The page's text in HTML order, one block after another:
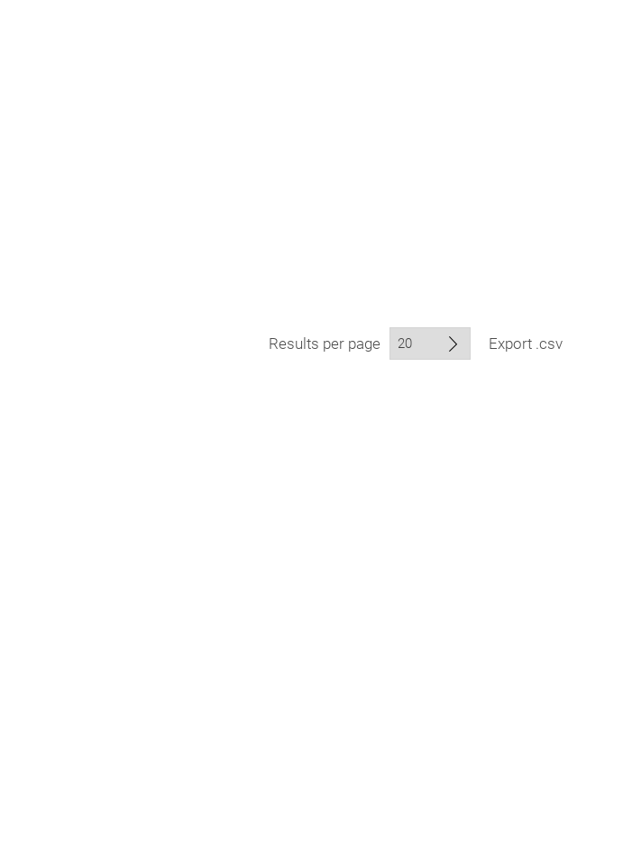
Results per page Export .csv